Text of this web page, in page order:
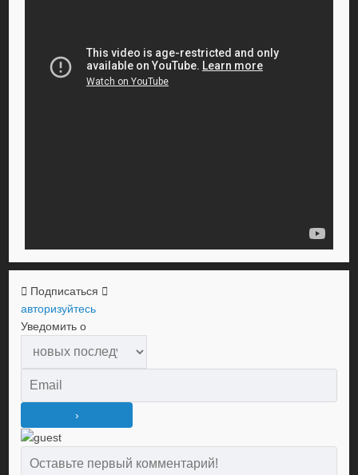
Подписаться
авторизуйтесь
Уведомить о